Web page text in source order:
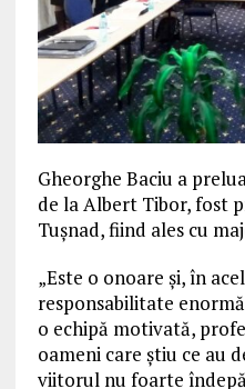
Gheorghe Baciu a
de la Albert Tibor, fost
Tușnad, fiind ales cu
„Este o onoare și, în
responsabilitate
o echipă motivată,
oameni care știu ce au
viitorul nu foarte